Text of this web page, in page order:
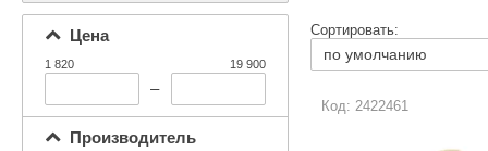
ИК сауны
Grandis Born
Kastor Sawo
Steam and Water
Цена
1 820
–
19 900
Производитель
Сортировать:
Код: 2422461